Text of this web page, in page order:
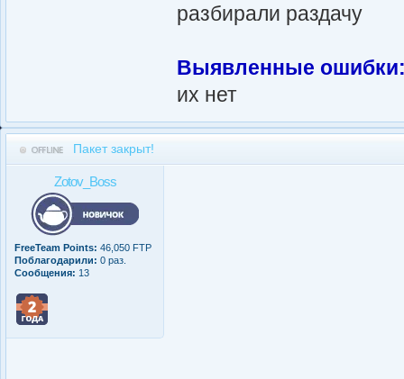
разбирали раздачу
Выявленные
их нет
Пакет закрыт!
Zotov_Boss
FreeTeam Points: 46,050 FTP
Поблагодарили: 0 раз.
Сообщения: 13